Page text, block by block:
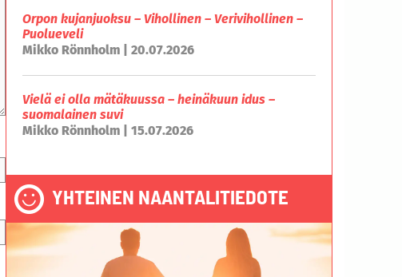
Orpon kujanjuoksu – Vihollinen – Verivihollinen –
Puolueveli
Mikko Rönnholm | 20.07.2026
Vielä ei olla mätäkuussa – heinäkuun idus –
suomalainen suvi
Mikko Rönnholm | 15.07.2026
YHTEINEN NAANTALITIEDOTE